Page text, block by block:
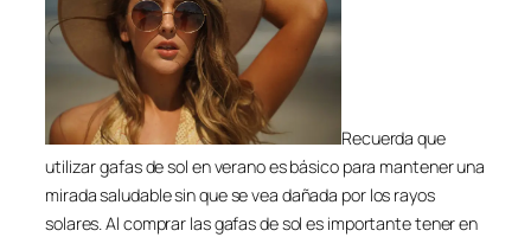
Recuerda que
utilizar gafas de sol en verano es básico para mantener una
mirada saludable sin que se vea dañada por los rayos
solares. Al comprar las gafas de sol es importante tener en